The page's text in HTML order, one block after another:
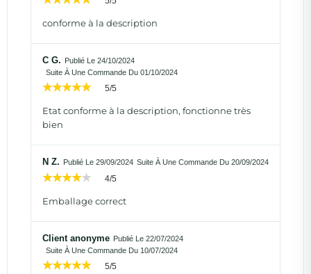
conforme à la description
C G. Publié Le 24/10/2024
Suite À Une Commande Du 01/10/2024
5/5
Etat conforme à la description, fonctionne très
bien
N Z. Publié Le 29/09/2024 Suite À Une Commande Du 20/09/2024
4/5
Emballage correct
Client anonyme Publié Le 22/07/2024
Suite À Une Commande Du 10/07/2024
5/5